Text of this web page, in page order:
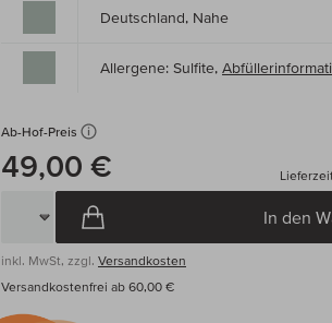
Deutschland, Nahe
Allergene: Sulfite,
Ab-Hof-Preis
49,00 €
In den
inkl. MwSt, zzgl. Versandkosten
Versandkostenfrei ab 60,00 €